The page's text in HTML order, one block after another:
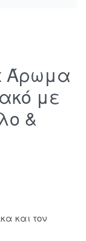
Άρωμα
με
&
και τον